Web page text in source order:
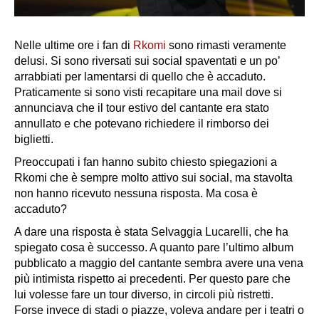
Nelle ultime ore i fan di Rkomi sono rimasti veramente
delusi. Si sono riversati sui social spaventati e un po’
arrabbiati per lamentarsi di quello che è accaduto.
Praticamente si sono visti recapitare una mail dove si
annunciava che il tour estivo del cantante era stato
annullato e che potevano richiedere il rimborso dei
biglietti.
Preoccupati i fan hanno subito chiesto spiegazioni a
Rkomi che è sempre molto attivo sui social, ma stavolta
non hanno ricevuto nessuna risposta. Ma cosa è
accaduto?
A dare una risposta è stata Selvaggia Lucarelli, che ha
spiegato cosa è successo. A quanto pare l’ultimo album
pubblicato a maggio del cantante sembra avere una vena
più intimista rispetto ai precedenti. Per questo pare che
lui volesse fare un tour diverso, in circoli più ristretti.
Forse invece di stadi o piazze, voleva andare per i teatri o